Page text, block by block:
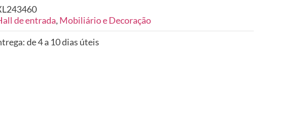
de entrada, Mobiliário e Decoração
de 4 a 10 dias úteis